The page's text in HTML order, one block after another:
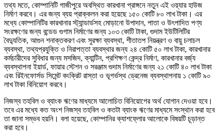
তথ্য মতে, কোম্পানিটি গাজীপুরে অবস্থিত কারখানা প্রাঙ্গনে নতুন এই ওয়্যার হাউজ
নির্মাণ করবে। এর জন্য ব্যয় প্রাক্কলন করা হয়েছে ১৫০ কোটি ৮০ লাখ টাকা। এর
মধ্যে কোম্পানিটির কারখানার স্ট্যান্ডার্ডসহ মোড়ানো উপাদান, পাতা ও উৎপাদিত পণ্য
সংরক্ষণের জন্য বন্ডেড গুগাম নির্মাণের জন্য ১০৩ কোটি টাকা, গুদাম ইউটিলিটির
বৈদ্যুতিক, আগুন শনাক্তকরণ এবং সুরক্ষা ব্যবস্থা, শীতাতপ নিয়ন্ত্রণ ও বায়ু চলাচল
ব্যবস্থা, তথ্যপ্রযুক্তি ও নিরাপত্তা ব্যবস্থার জন্য ২৪ কোটি ৫০ লাখ টাকা, কারখানার
কর্মচারীদের সুবিধার জন্য মসজিদ, ক্যান্টিন, প্রশিক্ষণ কেন্দ্র নির্মাণ, কারখানার বর্জ্য
ব্যবস্থাপনা ইয়ার্ড, ফায়ার স্টেশন ও সরঞ্জাম গুদাম নির্মাণের জন্য ২১ কোটি ৪০ লাখ টাকা
এবং রিইনফোর্সড সিমেন্ট কংক্রিট রাস্তা ও ভূগর্ভস্থ ড্রেনেজ ব্যবস্থাপনায় ১ কোটি ৯০
লাখ টাকা বিনিয়োগ করবে।
নিজস্ব তহবিল ও ব্যাংক ঋণের মাধ্যমে আলোচিত বিনিয়োগের অর্থ যোগান দেওয়া হবে।
তবে এর মধ্যে কত অংশ নিজস্ব তহবিল ও কতটা ব্যাংক ঋণের মাধ্যমে সংস্থান করা হবে
তা জানা সম্ভব হয়নি। বলা হয়েছে, কোম্পানির ক্যাশফ্লোর আলোকে বিষয়টি চূড়ান্ত
করা হবে।